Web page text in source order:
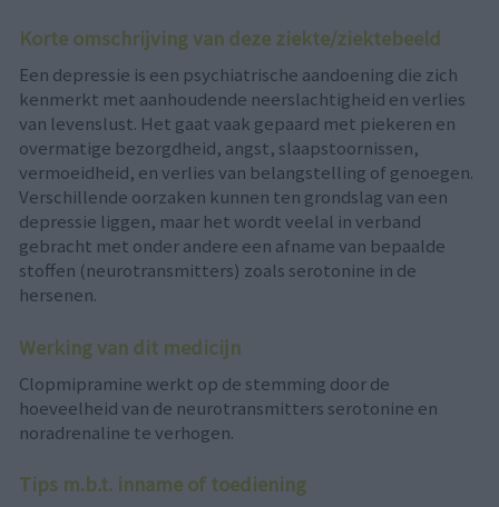
Korte omschrijving van deze ziekte/ziektebeeld
Een depressie is een psychiatrische aandoening die zich
kenmerkt met aanhoudende neerslachtigheid en verlies
van levenslust. Het gaat vaak gepaard met piekeren en
overmatige bezorgdheid, angst, slaapstoornissen,
vermoeidheid, en verlies van belangstelling of genoegen.
Verschillende oorzaken kunnen ten grondslag van een
depressie liggen, maar het wordt veelal in verband
gebracht met onder andere een afname van bepaalde
stoffen (neurotransmitters) zoals serotonine in de
hersenen.
Werking van dit medicijn
Clopmipramine werkt op de stemming door de
hoeveelheid van de neurotransmitters serotonine en
noradrenaline te verhogen.
Tips m.b.t. inname of toediening